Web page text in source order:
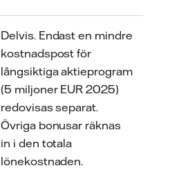
Delvis. Endast en mindre
kostnadspost för
långsiktiga aktieprogram
(5 miljoner EUR 2025)
redovisas separat.
Övriga bonusar räknas
in i den totala
lönekostnaden.